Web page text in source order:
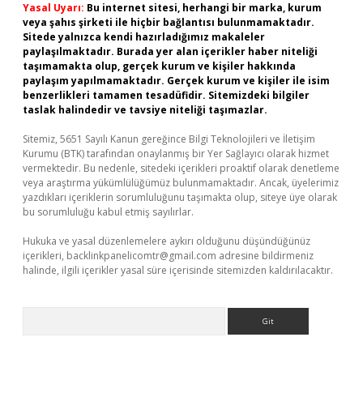
Yasal Uyarı: Bu internet sitesi, herhangi bir marka, kurum
veya şahıs şirketi ile hiçbir bağlantısı bulunmamaktadır.
Sitede yalnızca kendi hazırladığımız makaleler
paylaşılmaktadır. Burada yer alan içerikler haber niteliği
taşımamakta olup, gerçek kurum ve kişiler hakkında
paylaşım yapılmamaktadır. Gerçek kurum ve kişiler ile isim
benzerlikleri tamamen tesadüfidir. Sitemizdeki bilgiler
taslak halindedir ve tavsiye niteliği taşımazlar.
Sitemiz, 5651 Sayılı Kanun gereğince Bilgi Teknolojileri ve İletişim
Kurumu (BTK) tarafından onaylanmış bir Yer Sağlayıcı olarak hizmet
vermektedir. Bu nedenle, sitedeki içerikleri proaktif olarak denetleme
veya araştırma yükümlülüğümüz bulunmamaktadır. Ancak, üyelerimiz
yazdıkları içeriklerin sorumluluğunu taşımakta olup, siteye üye olarak
bu sorumluluğu kabul etmiş sayılırlar.
Hukuka ve yasal düzenlemelere aykırı olduğunu düşündüğünüz
içerikleri, backlinkpanelicomtr@gmail.com adresine bildirmeniz
halinde, ilgili içerikler yasal süre içerisinde sitemizden kaldırılacaktır.